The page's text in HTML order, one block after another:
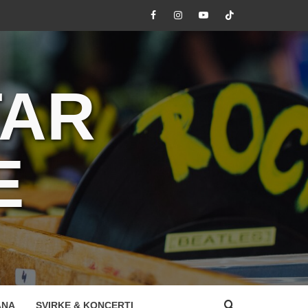
FacebookInstagramYoutube
Tik
SVIRKE & KONCERTI